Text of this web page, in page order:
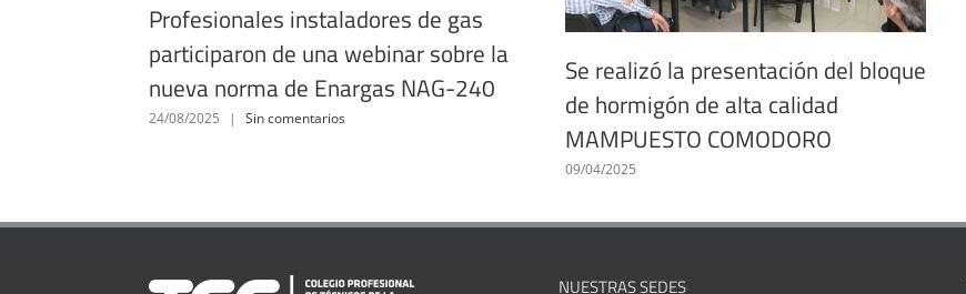
Profesionales instaladores de gas
participaron de una webinar sobre la
nueva norma de Enargas NAG-240
24/08/2025 | Sin comentarios
Se realizó la presentación del bloque
de hormigón de alta calidad
MAMPUESTO COMODORO
09/04/2025
NUESTRAS SEDES